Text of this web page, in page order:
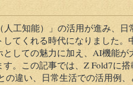
工知能）」の活用が進み、日
してくれる時代になりました。
としての魅力に加え、AI機能
す。この記事では、Z Fold7に
の違い、日常生活での活用例